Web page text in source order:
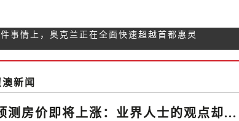
移民局透露：这种超容易移民的“捷径”恐要被
事情上，奥克兰正在全面快速超越首都惠灵
澳新闻
测房价即将上涨：业界人士的观点却...